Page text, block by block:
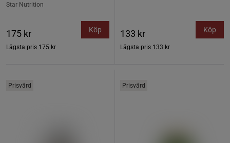
Star Nutrition
175 kr
Lägsta pris 175 kr
Köp 133 kr
Lägsta pris 133 kr
Köp
Prisvärd Prisvärd